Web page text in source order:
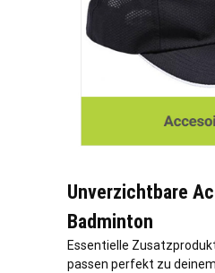
Unverzichtbare
Badminton
Essentielle
passen perfekt zu